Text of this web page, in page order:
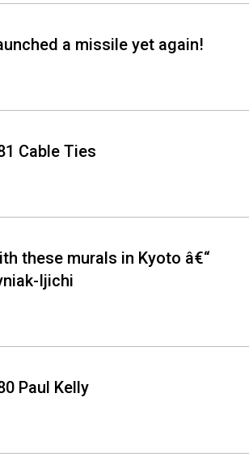
a missile yet again!
Cable Ties
these murals in Kyoto â€“
Ijichi
Paul Kelly